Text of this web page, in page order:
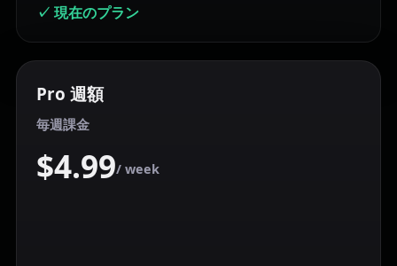
✓ 現在のプラン
Pro 週額
毎週課金
$4.99/ week